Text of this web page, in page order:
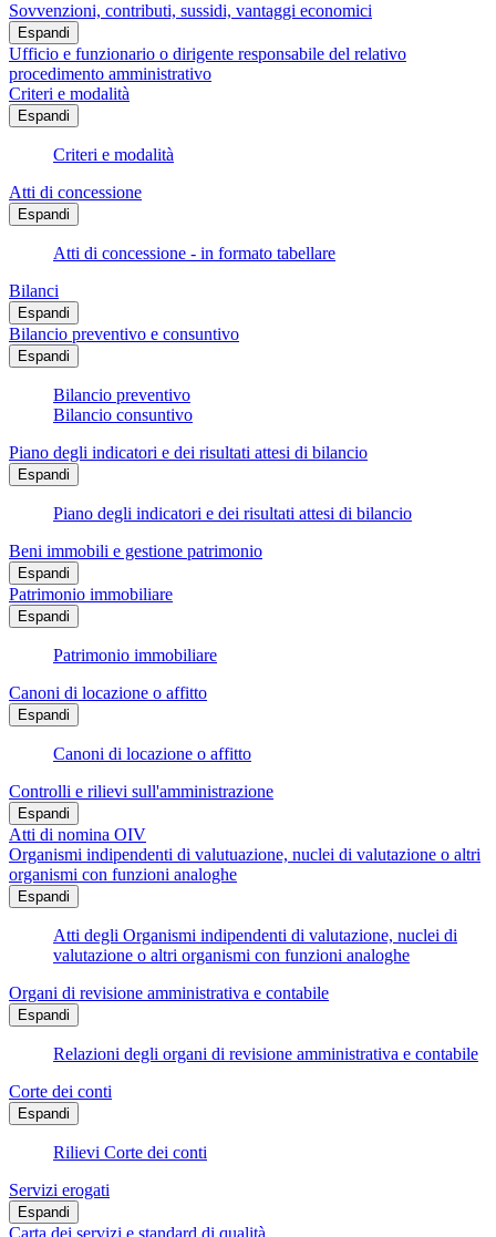
Sovvenzioni, contributi, sussidi, vantaggi economici
Espandi
Ufficio e funzionario o dirigente responsabile del relativo
procedimento amministrativo
Criteri e modalità
Espandi
Criteri e modalità
Atti di concessione
Espandi
Atti di concessione - in formato tabellare
Bilanci
Espandi
Bilancio preventivo e consuntivo
Espandi
Bilancio preventivo
Bilancio consuntivo
Piano degli indicatori e dei risultati attesi di bilancio
Espandi
Piano degli indicatori e dei risultati attesi di bilancio
Beni immobili e gestione patrimonio
Espandi
Patrimonio immobiliare
Espandi
Patrimonio immobiliare
Canoni di locazione o affitto
Espandi
Canoni di locazione o affitto
Controlli e rilievi sull'amministrazione
Espandi
Atti di nomina OIV
Organismi indipendenti di valutuazione, nuclei di valutazione o altri
organismi con funzioni analoghe
Espandi
Atti degli Organismi indipendenti di valutazione, nuclei di
valutazione o altri organismi con funzioni analoghe
Organi di revisione amministrativa e contabile
Espandi
Relazioni degli organi di revisione amministrativa e contabile
Corte dei conti
Espandi
Rilievi Corte dei conti
Servizi erogati
Espandi
Carta dei servizi e standard di qualità